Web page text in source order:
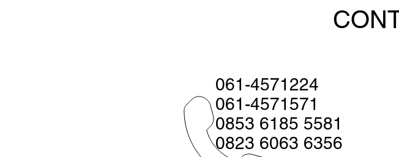
061-4571224
061-4571571
0853 6185 5581
0823 6063 6356